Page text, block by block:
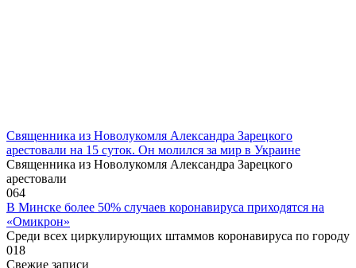
Священника из Новолукомля Александра Зарецкого
арестовали на 15 суток. Он молился за мир в Украине
Священника из Новолукомля Александра Зарецкого
арестовали
064
В Минске более 50% случаев коронавируса приходятся на
«Омикрон»
Среди всех циркулирующих штаммов коронавируса по городу
018
Свежие записи